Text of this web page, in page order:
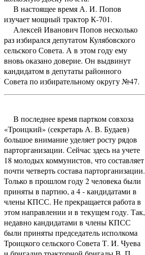
В настоящее время А. И. Попов
изучает мощный трактор К-701.
Алексей Иванович Попов несколько
раз избирался депутатом Кулябовского
сельского Совета. А в этом году ему
вновь оказано доверие. Он выдвинут
кандидатом в депутаты районного
Совета по избирательному округу №47.
В последнее время партком совхоза
«Троицкий» (секретарь А. В. Будаев)
большое внимание уделяет росту рядов
парторганизации. Сейчас здесь на учете
18 молодых коммунистов, что составляет
почти четверть состава парторганизации.
Только в прошлом году 2 человека были
приняты в партию, а 4 - кандидатами в
члены КПСС. Не прекращается работа в
этом направлении и в текущем году. Так,
недавно кандидатами в члены КПСС
были приняты председатель исполкома
Троицкого сельского Совета Т. И. Чуева